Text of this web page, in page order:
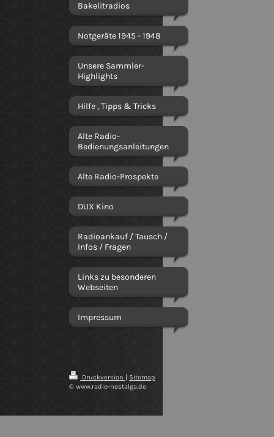
Bakelitradios
Notgeräte 1945 - 1948
Unsere Sammler-
Highlights
Hilfe , Tipps & Tricks
Alte Radio-
Bedienungsanleitungen
Alte Radio-Prospekte
DUX Kino
Radioankauf / Tausch /
Infos / Fragen
Links zu besonderen
Webseiten
Impressum
Druckversion | Sitemap
© www.radio-nostalga.de